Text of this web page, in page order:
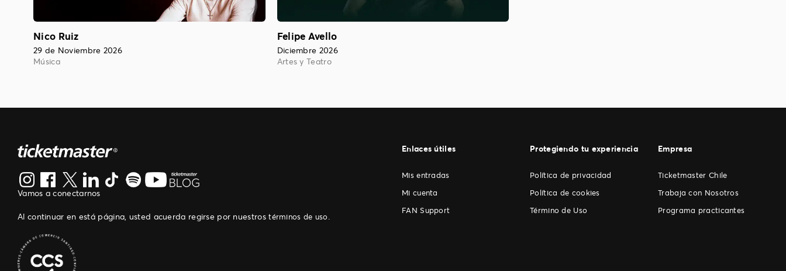
Nico Ruiz
29 de Noviembre 2026
Música
Felipe Avello
Diciembre 2026
Artes y Teatro
Vamos a conectarnos
Al continuar en está página, usted acuerda regirse por nuestrostérminos de uso.
Enlaces útiles
Mis entradas
Mi cuenta
FAN Support
Protegiendo tu experiencia
Política de privacidad
Política de cookies
Término de Uso
Empresa
Ticketmaster Chile
Trabaja con Nosotros
Programa practicantes